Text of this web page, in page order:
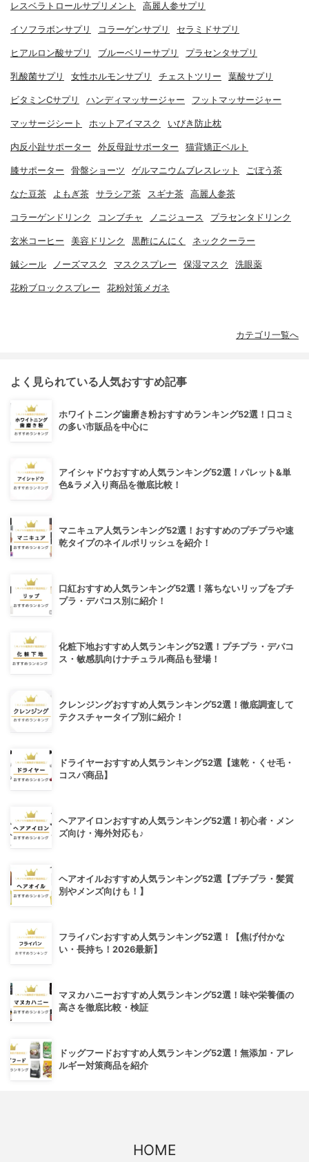
レスベラトロールサプリメント 高麗人参サプリ
イソフラボンサプリ コラーゲンサプリ セラミドサプリ
ヒアルロン酸サプリ ブルーベリーサプリ プラセンタサプリ
乳酸菌サプリ 女性ホルモンサプリ チェストツリー 葉酸サプリ
ビタミンCサプリ ハンディマッサージャー フットマッサージャー
マッサージシート ホットアイマスク いびき防止枕
内反小趾サポーター 外反母趾サポーター 猫背矯正ベルト
膝サポーター 骨盤ショーツ ゲルマニウムブレスレット ごぼう茶
なた豆茶 よもぎ茶 サラシア茶 スギナ茶 高麗人参茶
コラーゲンドリンク コンブチャ ノニジュース プラセンタドリンク
玄米コーヒー 美容ドリンク 黒酢にんにく ネッククーラー
鍼シール ノーズマスク マスクスプレー 保湿マスク 洗眼薬
花粉ブロックスプレー 花粉対策メガネ
カテゴリ一覧へ
よく見られている人気おすすめ記事
ホワイトニング歯磨き粉おすすめランキング52選！口コミ
の多い市販品を中心に
アイシャドウおすすめ人気ランキング52選！パレット&単
色&ラメ入り商品を徹底比較！
マニキュア人気ランキング52選！おすすめのプチプラや速
乾タイプのネイルポリッシュを紹介！
口紅おすすめ人気ランキング52選！落ちないリップをプチ
プラ・デパコス別に紹介！
化粧下地おすすめ人気ランキング52選！プチプラ・デパコ
ス・敏感肌向けナチュラル商品も登場！
クレンジングおすすめ人気ランキング52選！徹底調査して
テクスチャータイプ別に紹介！
ドライヤーおすすめ人気ランキング52選【速乾・くせ毛・
コスパ商品】
ヘアアイロンおすすめ人気ランキング52選！初心者・メン
ズ向け・海外対応も♪
ヘアオイルおすすめ人気ランキング52選【プチプラ・髪質
別やメンズ向けも！】
フライパンおすすめ人気ランキング52選！【焦げ付かな
い・長持ち！2026最新】
マヌカハニーおすすめ人気ランキング52選！味や栄養価の
高さを徹底比較・検証
ドッグフードおすすめ人気ランキング52選！無添加・アレ
ルギー対策商品を紹介
HOME